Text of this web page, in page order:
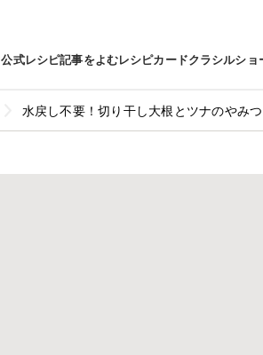
公式レシピ記事をよむレシピカードクラシルショ
水戻し不要！切り干し大根とツナのやみ